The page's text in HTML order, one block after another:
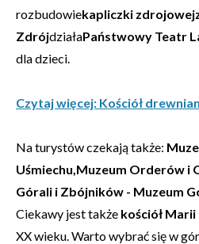
rozbudowiekapliczki
ZdrójdziałaPaństwowy Teatr
dla dzieci.
Czytaj więcej: Kościół
Na turystów czekają także:
Uśmiechu,Muzeum Orderów i
Górali i Zbójników - Muzeum
Ciekawy jest także kościół
XX wieku. Warto wybrać się w